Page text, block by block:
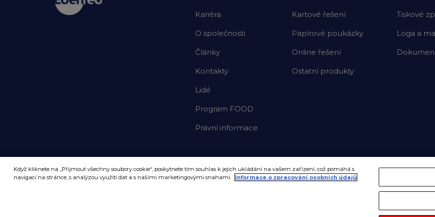
Kariéra
O společnosti
Články
Kontakty
Lidé
Program FOOD
Právní informace
Kartové řešení
Papírové poukázky
Online řešení
Ostatní produkty
Tiskové
Loga a
Když kliknete na „Přijmout všechny soubory cookie“, poskytnete tím souhlas k jejich ukládání na vašem zařízení, což pomáhá s
navigací na stránce, s analýzou využití dat a s našimi marketingovými snahami.
Informace o zpracování osobních údajů